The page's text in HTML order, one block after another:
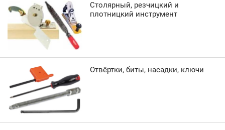
Столярный, резчицкий и
плотницкий инструмент
Отвёртки, биты, насадки, ключи